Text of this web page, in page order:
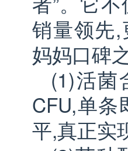
销量领先,
妈妈口碑
(1)活菌
CFU,单
平,真正实